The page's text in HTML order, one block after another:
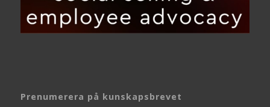
Prenumerera på kunskapsbrevet